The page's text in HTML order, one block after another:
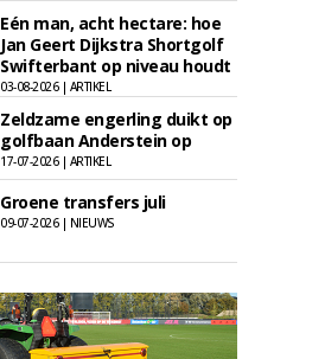
Eén man, acht hectare: hoe
Jan Geert Dijkstra Shortgolf
Swifterbant op niveau houdt
03-08-2026 | ARTIKEL
Zeldzame engerling duikt op
golfbaan Anderstein op
17-07-2026 | ARTIKEL
Groene transfers juli
09-07-2026 | NIEUWS